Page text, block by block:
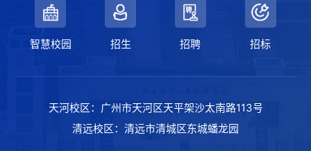
智慧校园 招生 招聘 招标
天河校区：广州市天河区天平架沙太南路113号
清远校区：清远市清城区东城蟠龙园